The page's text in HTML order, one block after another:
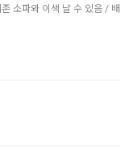
소파와 이색 날 수 있음 / 배